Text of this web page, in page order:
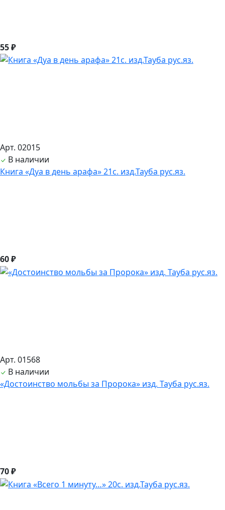
55 ₽
Арт. 02015
В наличии
Книга «Дуа в день арафа» 21с. изд.Тауба рус.яз.
60 ₽
Арт. 01568
В наличии
«Достоинство мольбы за Пророка» изд. Тауба рус.яз.
70 ₽